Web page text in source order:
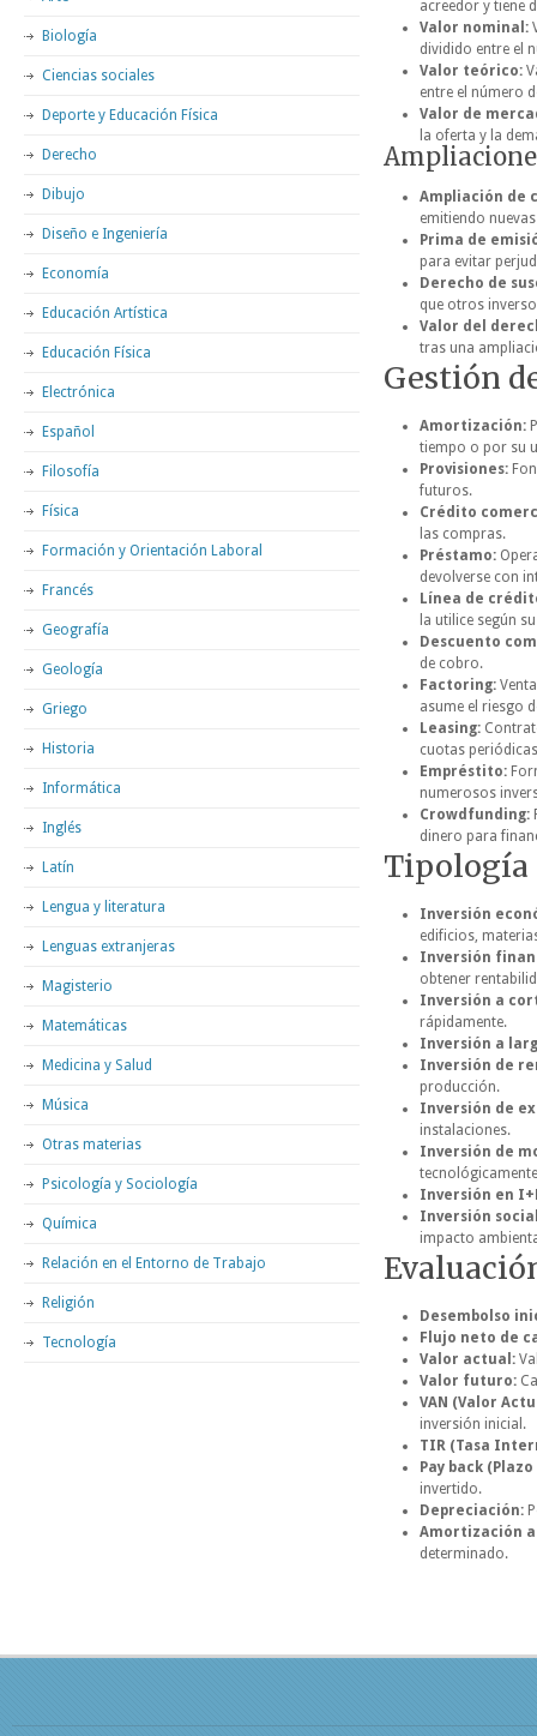
acreedor y tiene
Valor nominal:
dividido entre el
Valor teórico:
entre el número
Valor de
la oferta y la
Ampliación de
emitiendo
Prima de
para evitar
Derecho de
que otros
Valor del
tras una
Gestión
Amortización:
tiempo o por su
Provisiones:
futuros.
Crédito
las compras.
Préstamo:
devolverse con
Línea de
la utilice según
Descuento
de cobro.
Factoring:
asume el riesgo
Leasing:
cuotas
Empréstito:
numerosos
Crowdfunding:
dinero para
Tipología
Inversión
edificios,
Inversión
obtener
Inversión a
rápidamente.
Inversión a
Inversión de
producción.
Inversión de
instalaciones.
Inversión de
Inversión en
Inversión
impacto
Desembolso
Flujo neto de
Valor actual:
Valor futuro:
VAN (Valor
inversión inicial.
TIR (Tasa
Pay back
invertido.
Depreciación:
Amortización
determinado.
Biología
Ciencias sociales
Deporte y Educación Física
Derecho
Dibujo
Diseño e Ingeniería
Economía
Educación Artística
Educación Física
Electrónica
Español
Filosofía
Física
Formación y Orientación Laboral
Francés
Geografía
Geología
Griego
Historia
Informática
Inglés
Latín
Lengua y literatura
Lenguas extranjeras
Magisterio
Matemáticas
Medicina y Salud
Música
Otras materias
Psicología y Sociología
Química
Relación en el Entorno de Trabajo
Religión
Tecnología